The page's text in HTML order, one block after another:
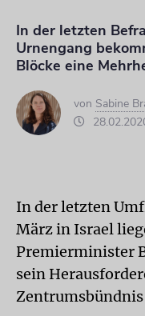
In der letzten
Urnengang
Blöcke eine
von Sabine
In der letzten
März in Israel
Premierminister
sein